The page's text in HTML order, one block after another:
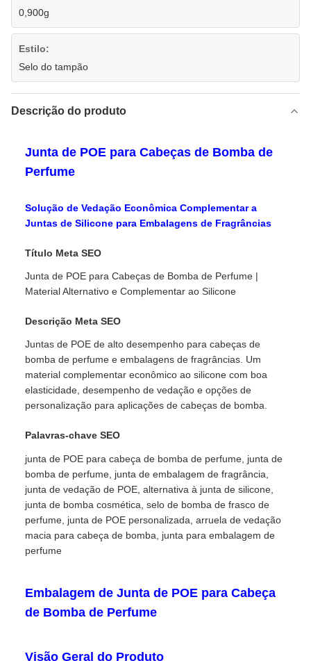
0,900g
Estilo:
Selo do tampão
Descrição do produto
Junta de POE para Cabeças de Bomba de
Perfume
Solução de Vedação Econômica Complementar a
Juntas de Silicone para Embalagens de Fragrâncias
Título Meta SEO
Junta de POE para Cabeças de Bomba de Perfume |
Material Alternativo e Complementar ao Silicone
Descrição Meta SEO
Juntas de POE de alto desempenho para cabeças de
bomba de perfume e embalagens de fragrâncias. Um
material complementar econômico ao silicone com boa
elasticidade, desempenho de vedação e opções de
personalização para aplicações de cabeças de bomba.
Palavras-chave SEO
junta de POE para cabeça de bomba de perfume, junta de
bomba de perfume, junta de embalagem de fragrância,
junta de vedação de POE, alternativa à junta de silicone,
junta de bomba cosmética, selo de bomba de frasco de
perfume, junta de POE personalizada, arruela de vedação
macia para cabeça de bomba, junta para embalagem de
perfume
Embalagem de Junta de POE para Cabeça
de Bomba de Perfume
Visão Geral do Produto